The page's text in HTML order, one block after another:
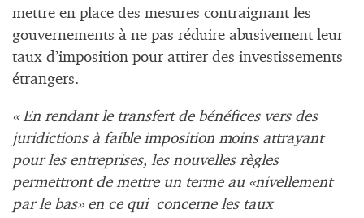
mettre en place des mesures contraignant les
gouvernements à ne pas réduire abusivement leur
taux d’imposition pour attirer des investissements
étrangers.
« En rendant le transfert de bénéfices vers des
juridictions à faible imposition moins attrayant
pour les entreprises, les nouvelles règles
permettront de mettre un terme au «nivellement
par le bas» en ce qui concerne les taux